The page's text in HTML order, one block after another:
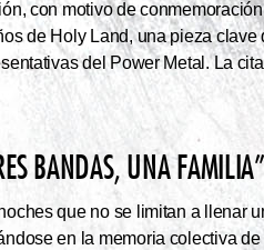
con motivo de
de Holy Land, una pieza
del Power Metal. La
BANDAS, UNA FAMILIA”
que no se limitan a llenar
en la memoria colectiva